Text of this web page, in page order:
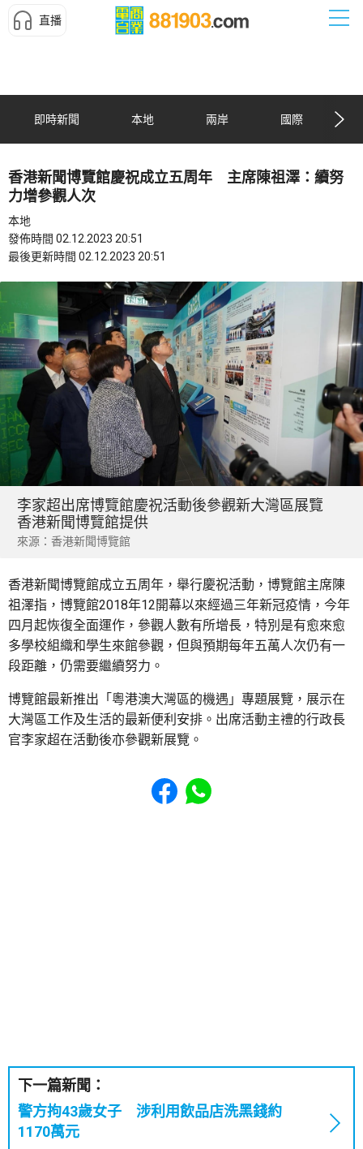
直播
即時新聞 本地 兩岸 國際
香港新聞博覽館慶祝成立五周年 主席陳祖澤：續努
力增參觀人次
本地
發佈時間 02.12.2023 20:51
最後更新時間 02.12.2023 20:51
李家超出席博覽館慶祝活動後參觀新大灣區展覽
香港新聞博覽館提供
來源：香港新聞博覽館
香港新聞博覽館成立五周年，舉行慶祝活動，博覽館主席陳
祖澤指，博覽館2018年12開幕以來經過三年新冠疫情，今年
四月起恢復全面運作，參觀人數有所增長，特別是有愈來愈
多學校組織和學生來館參觀，但與預期每年五萬人次仍有一
段距離，仍需要繼續努力。
博覽館最新推出「粵港澳大灣區的機遇」專題展覽，展示在
大灣區工作及生活的最新便利安排。出席活動主禮的行政長
官李家超在活動後亦參觀新展覽。
Share to Facebook
Share to WhatsApp
下一篇新聞：
警方拘43歲女子 涉利用飲品店洗黑錢約
1170萬元